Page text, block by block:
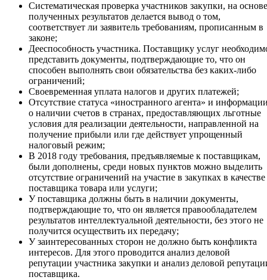
Систематическая проверка участников закупки, на основе
полученных результатов делается вывод о том,
соответствует ли заявитель требованиям, прописанным в
законе;
Дееспособность участника. Поставщику услуг
представить документы, подтверждающие то, что он
способен выполнять свои обязательства без каких-либо
ограничений;
Своевременная уплата налогов и других платежей;
Отсутствие статуса «иностранного агента» и
о наличии счетов в странах, предоставляющих льготные
условия для реализации деятельности, направленной на
получение прибыли или где действует упрощенный
налоговый режим;
В 2018 году требования, предъявляемые к поставщикам,
были дополнены, среди новых пунктов можно выделить
отсутствие ограничений на участие в закупках в качестве
поставщика товара или услуги;
У поставщика должны быть в наличии документы,
подтверждающие то, что он является правообладателем
результатов интеллектуальной деятельности, без этого не
получится осуществить их передачу;
У заинтересованных сторон не должно быть конфликта
интересов. Для этого проводится анализ деловой
репутации участника закупки и анализ деловой
поставщика.